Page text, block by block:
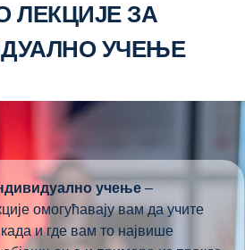
ЛЕКЦИЈЕ ЗА
УЧЕЊЕ
учење–
омогућавају вам да учите
и где вам то највише